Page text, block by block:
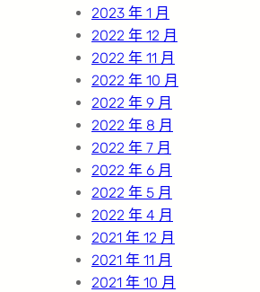
2023 年 1 月
2022 年 12 月
2022 年 11 月
2022 年 10 月
2022 年 9 月
2022 年 8 月
2022 年 7 月
2022 年 6 月
2022 年 5 月
2022 年 4 月
2021 年 12 月
2021 年 11 月
2021 年 10 月